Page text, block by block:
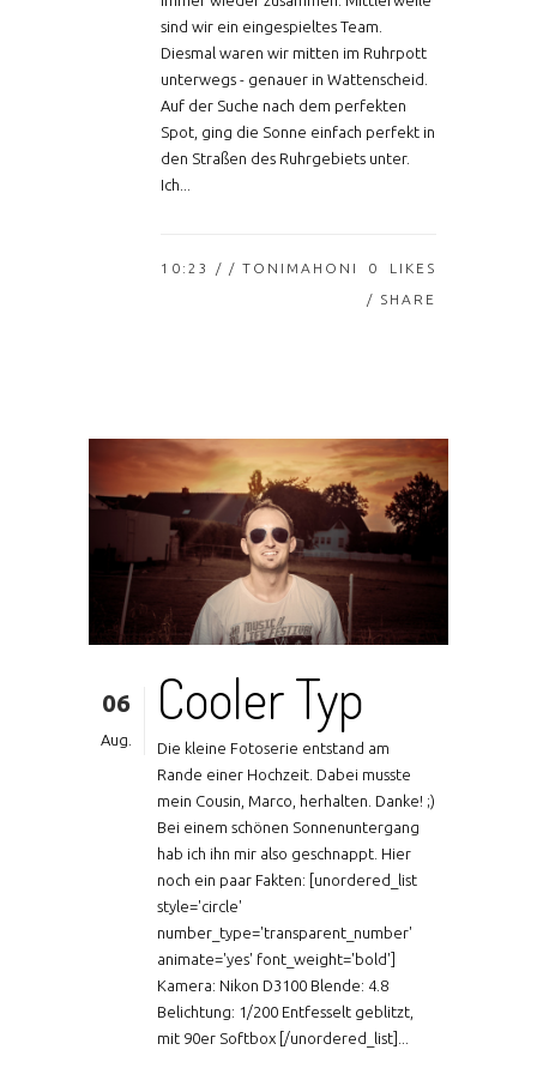
sind wir ein eingespieltes Team.
Diesmal waren wir mitten im Ruhrpott
unterwegs - genauer in Wattenscheid.
Auf der Suche nach dem perfekten
Spot, ging die Sonne einfach perfekt in
den Straßen des Ruhrgebiets unter.
Ich...
10:23 / / TONIMAHONI 0
LIKES
SHARE
06
Aug.
Cooler Typ
Die kleine Fotoserie entstand am
Rande einer Hochzeit. Dabei musste
mein Cousin, Marco, herhalten. Danke! ;)
Bei einem schönen Sonnenuntergang
hab ich ihn mir also geschnappt. Hier
noch ein paar Fakten: [unordered_list
style='circle'
number_type='transparent_number'
animate='yes' font_weight='bold']
Kamera: Nikon D3100 Blende: 4.8
Belichtung: 1/200 Entfesselt geblitzt,
mit 90er Softbox [/unordered_list]...